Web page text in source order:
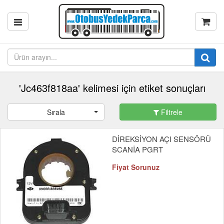
'Jc463f818aa' kelimesi için etiket sonuçları
Sırala Filtrele
DİREKSİYON AÇI SENSÖRÜ
SCANİA PGRT
Fiyat Sorunuz